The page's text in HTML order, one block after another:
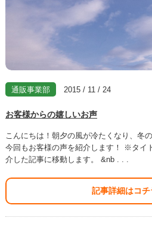
通販事業部 2015 / 11 / 24
お客様からの嬉しいお声
こんにちは！朝夕の風が冷たくなり、冬
今回もお客様の声を紹介します！ ※タイ
介した記事に移動します。 &nb . . .
記事詳細はコチ